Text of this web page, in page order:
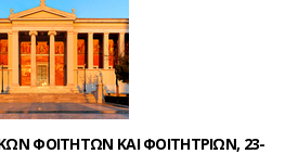
ΦΟΙΤΗΤΩΝ ΚΑΙ ΦΟΙΤΗΤΡΙΩΝ, 23-